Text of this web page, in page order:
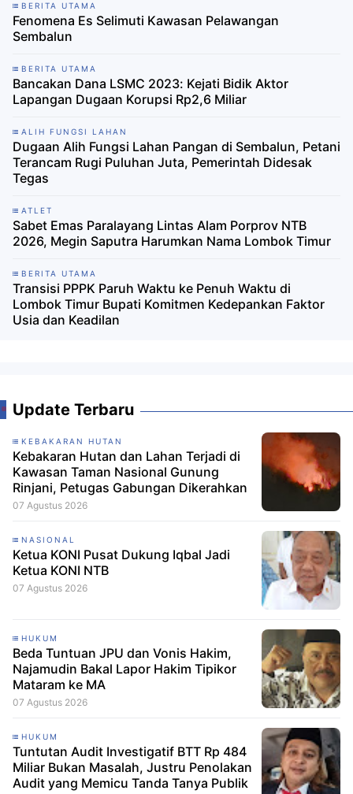
BERITA UTAMA
Fenomena Es Selimuti Kawasan Pelawangan
Sembalun
BERITA UTAMA
Bancakan Dana LSMC 2023: Kejati Bidik Aktor
Lapangan Dugaan Korupsi Rp2,6 Miliar ‎
ALIH FUNGSI LAHAN
Dugaan Alih Fungsi Lahan Pangan di Sembalun, Petani
Terancam Rugi Puluhan Juta, Pemerintah Didesak
Tegas
ATLET
Sabet Emas Paralayang Lintas Alam Porprov NTB
2026, Megin Saputra Harumkan Nama Lombok Timur
BERITA UTAMA
Transisi PPPK Paruh Waktu ke Penuh Waktu di
Lombok Timur Bupati Komitmen Kedepankan Faktor
Usia dan Keadilan
Update Terbaru
KEBAKARAN HUTAN
Kebakaran Hutan dan Lahan Terjadi di
Kawasan Taman Nasional Gunung
Rinjani, Petugas Gabungan Dikerahkan
07 Agustus 2026
NASIONAL
Ketua KONI Pusat Dukung Iqbal Jadi
Ketua KONI NTB
07 Agustus 2026
HUKUM
Beda Tuntuan JPU dan Vonis Hakim,
Najamudin Bakal Lapor Hakim Tipikor
Mataram ke MA
07 Agustus 2026
HUKUM
Tuntutan Audit Investigatif BTT Rp 484
Miliar Bukan Masalah, Justru Penolakan
Audit yang Memicu Tanda Tanya Publik